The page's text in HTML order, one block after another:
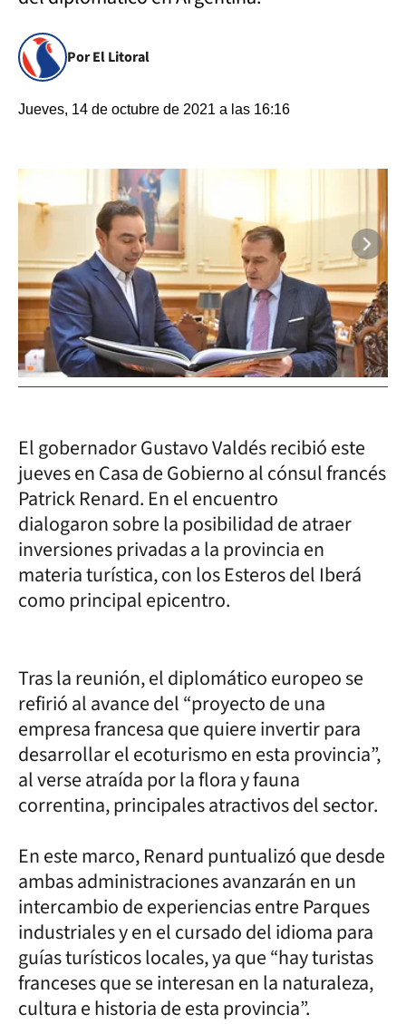
Por El Litoral
Jueves, 14 de octubre de 2021 a las 16:16
El gobernador Gustavo Valdés recibió este
jueves en Casa de Gobierno al cónsul francés
Patrick Renard. En el encuentro
dialogaron sobre la posibilidad de atraer
inversiones privadas a la provincia en
materia turística, con los Esteros del Iberá
como principal epicentro.
Tras la reunión, el diplomático europeo se
refirió al avance del “proyecto de una
empresa francesa que quiere invertir para
desarrollar el ecoturismo en esta provincia”,
al verse atraída por la flora y fauna
correntina, principales atractivos del sector.
En este marco, Renard puntualizó que desde
ambas administraciones avanzarán en un
intercambio de experiencias entre Parques
industriales y en el cursado del idioma para
guías turísticos locales, ya que “hay turistas
franceses que se interesan en la naturaleza,
cultura e historia de esta provincia”.